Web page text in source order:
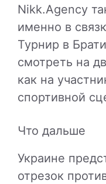
Nikk.Agency
именно в
Турнир в
смотреть на
как на
спортивной
Что дальше
Украине
отрезок